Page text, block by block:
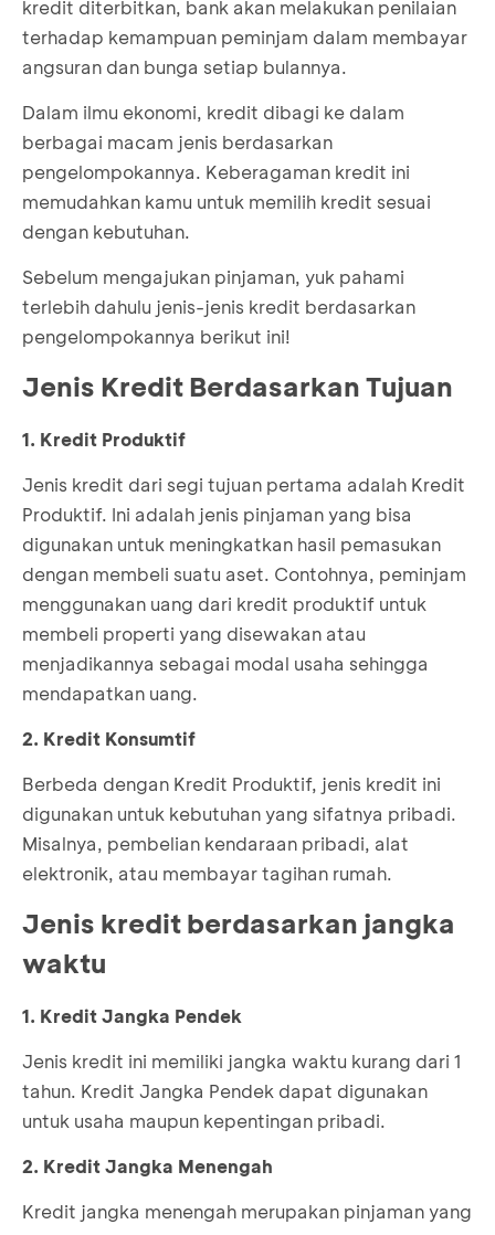
kredit diterbitkan, bank akan melakukan penilaian
terhadap kemampuan peminjam dalam membayar
angsuran dan bunga setiap bulannya.
Dalam ilmu ekonomi, kredit dibagi ke dalam
berbagai macam jenis berdasarkan
pengelompokannya. Keberagaman kredit ini
memudahkan kamu untuk memilih kredit sesuai
dengan kebutuhan.
Sebelum mengajukan pinjaman, yuk pahami
terlebih dahulu jenis-jenis kredit berdasarkan
pengelompokannya berikut ini!
Jenis Kredit Berdasarkan Tujuan
1. Kredit Produktif
Jenis kredit dari segi tujuan pertama adalah Kredit
Produktif. Ini adalah jenis pinjaman yang bisa
digunakan untuk meningkatkan hasil pemasukan
dengan membeli suatu aset. Contohnya, peminjam
menggunakan uang dari kredit produktif untuk
membeli properti yang disewakan atau
menjadikannya sebagai modal usaha sehingga
mendapatkan uang.
2. Kredit Konsumtif
Berbeda dengan Kredit Produktif, jenis kredit ini
digunakan untuk kebutuhan yang sifatnya pribadi.
Misalnya, pembelian kendaraan pribadi, alat
elektronik, atau membayar tagihan rumah.
Jenis kredit berdasarkan jangka
waktu
1. Kredit Jangka Pendek
Jenis kredit ini memiliki jangka waktu kurang dari 1
tahun. Kredit Jangka Pendek dapat digunakan
untuk usaha maupun kepentingan pribadi.
2. Kredit Jangka Menengah
Kredit jangka menengah merupakan pinjaman yang